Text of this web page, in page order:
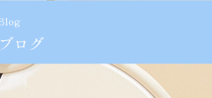
ブログ